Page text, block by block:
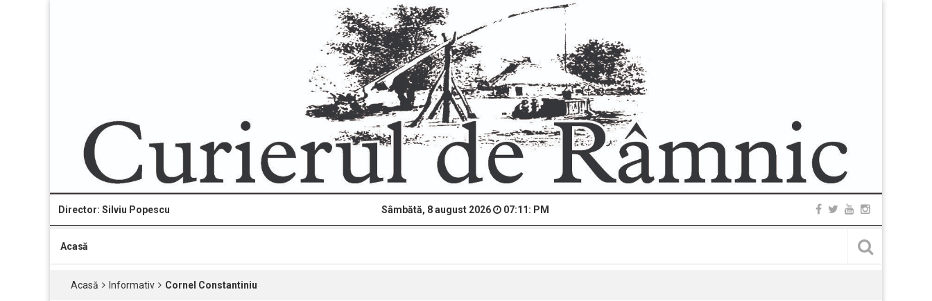
Director: Silviu Popescu Sâmbătă, 8 august 2026 07:11: PM
Acasă
Acasă Informativ Cornel Constantiniu